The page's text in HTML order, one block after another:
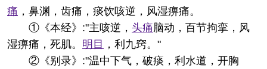
痛 ，鼻渊，齿痛，痰饮咳逆，风湿痹痛。
①《本经》:"主咳逆， 头痛脑动，百节拘挛，风
湿痹痛，死肌。 明目 ，利九窍。"
②《别录》:"温中下气，破痰，利水道，开胸